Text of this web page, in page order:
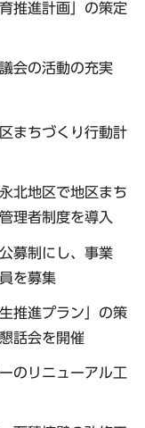
推進計画」の策定
会の活動の充実
まちづくり行動計
北地区で地区まち
理者制度を導入
募制にし、事業
を募集
推進プラン」の策
話会を開催
のリニューアル工